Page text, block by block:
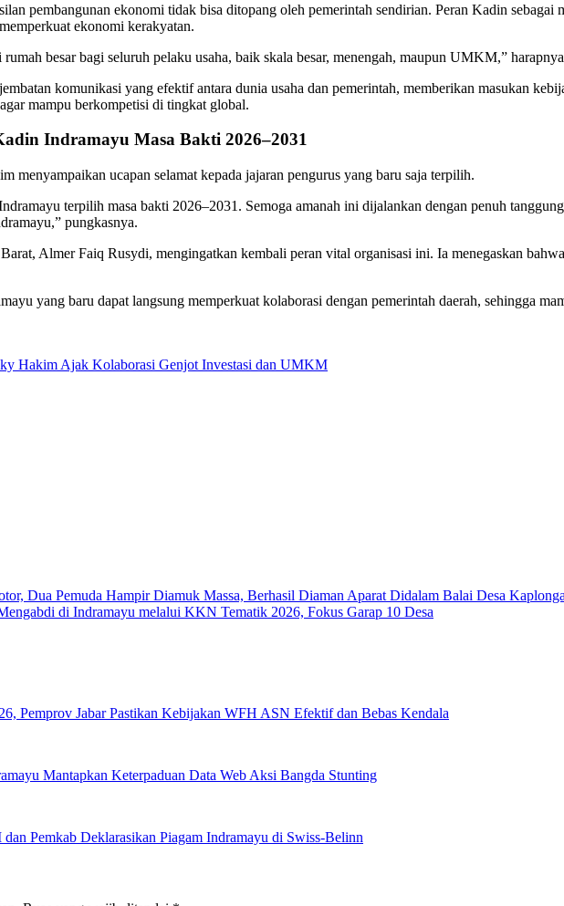
pembangunan ekonomi tidak bisa ditopang oleh pemerintah sendirian. Peran Kadin
ekonomi kerakyatan.
besar bagi seluruh pelaku usaha, baik skala besar, menengah, maupun UMKM,”
komunikasi yang efektif antara dunia usaha dan pemerintah, memberikan masukan
mampu berkompetisi di tingkat global.
Indramayu Masa Bakti 2026–2031
menyampaikan ucapan selamat kepada jajaran pengurus yang baru saja terpilih.
terpilih masa bakti 2026–2031. Semoga amanah ini dijalankan dengan penuh
pungkasnya.
Almer Faiq Rusydi, mengingatkan kembali peran vital organisasi ini. Ia menegaskan
yang baru dapat langsung memperkuat kolaborasi dengan pemerintah daerah, sehingga
Hakim Ajak Kolaborasi Genjot Investasi dan UMKM
Dua Pemuda Hampir Diamuk Massa, Berhasil Diaman Aparat Didalam Balai Desa
di Indramayu melalui KKN Tematik 2026, Fokus Garap 10 Desa
Pemprov Jabar Pastikan Kebijakan WFH ASN Efektif dan Bebas Kendala
Mantapkan Keterpaduan Data Web Aksi Bangda Stunting
Pemkab Deklarasikan Piagam Indramayu di Swiss-Belinn